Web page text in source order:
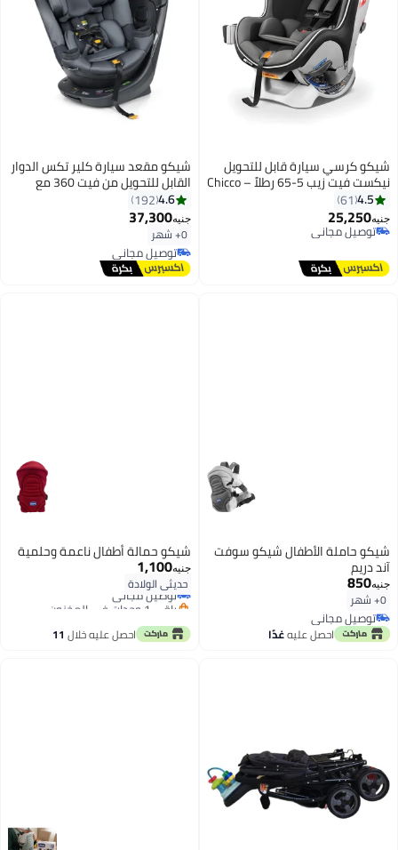
شيكو كرسي سيارة قابل للتحويل
نيكست فيت زيب 5-65 رطلاً – Chicco
– كاربون
4.5
61
جنيه25,250
توصيل مجاني
توصيل مجاني
شيكو مقعد سيارة كلير تكس الدوار
القابل للتحويل من فيت 360 مع
دوران 360 درجة للمواجه الخلفية
والامامية، نظام قفل ذاتي الشد ليفر
لوك | كربون/رمادي
4.6
192
جنيه37,300
0+ شهر
توصيل مجاني
توصيل مجاني
شيكو حاملة الأطفال شيكو سوفت
آند دريم
جنيه850
0+ شهر
توصيل مجاني
توصيل مجانياحصل عليهغدًا
شيكو حمالة أطفال ناعمة وحلمية
جنيه1,100
حديثي الولادة
توصيل مجاني
باقي 1 وحدات في المخزون
توصيل مجاني
احصل عليه خلال 11